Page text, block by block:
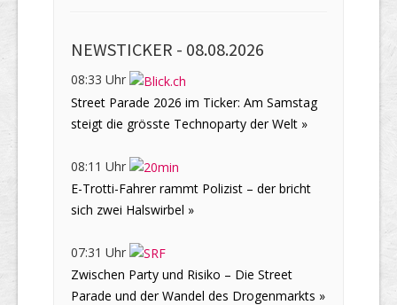
NEWSTICKER - 08.08.2026
08:33 Uhr
Street Parade 2026 im Ticker: Am Samstag
steigt die grösste Technoparty der Welt »
08:11 Uhr
E-Trotti-Fahrer rammt Polizist – der bricht
sich zwei Halswirbel »
07:31 Uhr
Zwischen Party und Risiko – Die Street
Parade und der Wandel des Drogenmarkts »